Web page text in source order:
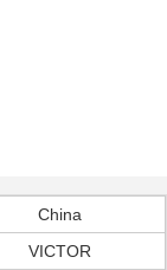
China
VICTOR